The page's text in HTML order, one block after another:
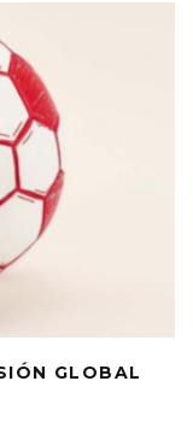
GLOBAL